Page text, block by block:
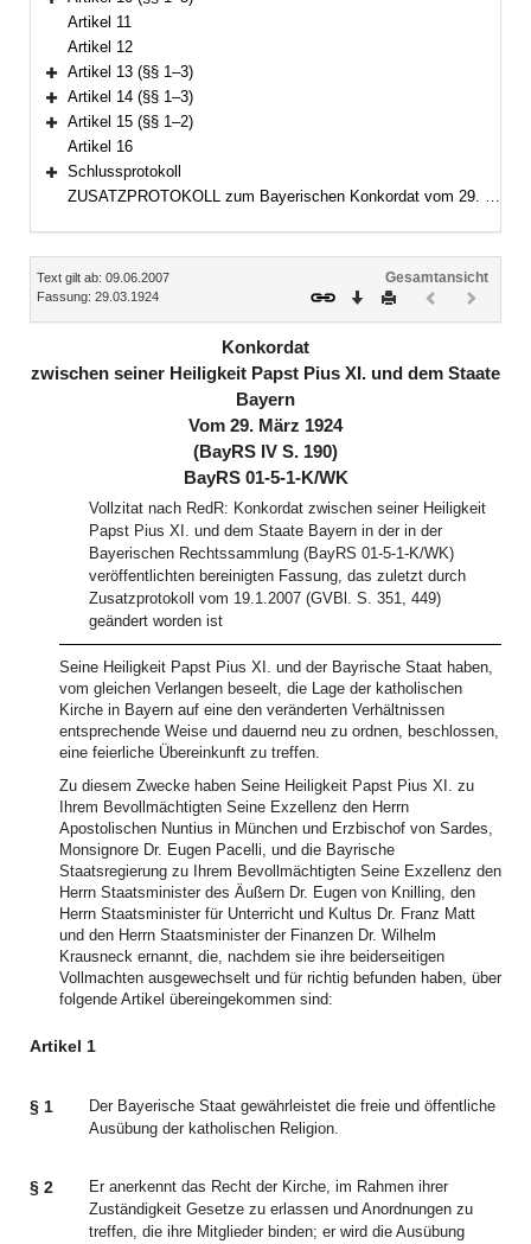
Bereich erweitern
Artikel 11
Artikel 12
Bereich erweitern
Artikel 13 (§§ 1–3)
Bereich erweitern
Artikel 14 (§§ 1–3)
Bereich erweitern
Artikel 15 (§§ 1–2)
Artikel 16
Bereich erweitern
Schlussprotokoll
ZUSATZPROTOKOLL zum Bayerischen Konkordat vom 29. März 1924, zuletzt geändert durch den Vertrag vom 8. Juni 1988
Inhalt
Text gilt ab: 09.06.2007
Fassung: 29.03.1924
Gesamtansicht
Download
DruckenVorheriges
Konkordat
zwischen seiner Heiligkeit Papst Pius XI. und dem Staate
Bayern
Vom 29. März 1924
(BayRS IV S. 190)
BayRS 01-5-1-K/WK
Vollzitat nach RedR: Konkordat zwischen seiner Heiligkeit
Papst Pius XI. und dem Staate Bayern in der in der
Bayerischen Rechtssammlung (BayRS 01-5-1-K/WK)
veröffentlichten bereinigten Fassung, das zuletzt durch
Zusatzprotokoll vom 19.1.2007 (GVBl. S. 351, 449)
geändert worden ist
Seine Heiligkeit Papst Pius XI. und der Bayrische Staat haben,
vom gleichen Verlangen beseelt, die Lage der katholischen
Kirche in Bayern auf eine den veränderten Verhältnissen
entsprechende Weise und dauernd neu zu ordnen, beschlossen,
eine feierliche Übereinkunft zu treffen.
Zu diesem Zwecke haben Seine Heiligkeit Papst Pius XI. zu
Ihrem Bevollmächtigten Seine Exzellenz den Herrn
Apostolischen Nuntius in München und Erzbischof von Sardes,
Monsignore Dr. Eugen Pacelli, und die Bayrische
Staatsregierung zu Ihrem Bevollmächtigten Seine Exzellenz den
Herrn Staatsminister des Äußern Dr. Eugen von Knilling, den
Herrn Staatsminister für Unterricht und Kultus Dr. Franz Matt
und den Herrn Staatsminister der Finanzen Dr. Wilhelm
Krausneck ernannt, die, nachdem sie ihre beiderseitigen
Vollmachten ausgewechselt und für richtig befunden haben, über
folgende Artikel übereingekommen sind:
Artikel 1
§ 1
Der Bayerische Staat gewährleistet die freie und öffentliche
Ausübung der katholischen Religion.
§ 2
Er anerkennt das Recht der Kirche, im Rahmen ihrer
Zuständigkeit Gesetze zu erlassen und Anordnungen zu
treffen, die ihre Mitglieder binden; er wird die Ausübung